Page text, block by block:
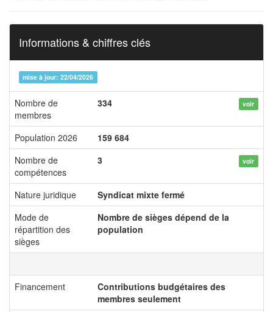
Informations & chiffres clés
mise à jour: 22/04/2026
Nombre de
membres
334 voir
Population 2026
159 684
Nombre de
compétences
3 voir
Nature juridique
Syndicat mixte fermé
Mode de
répartition des
sièges
Nombre de sièges dépend de la
population
Financement
Contributions budgétaires des
membres seulement